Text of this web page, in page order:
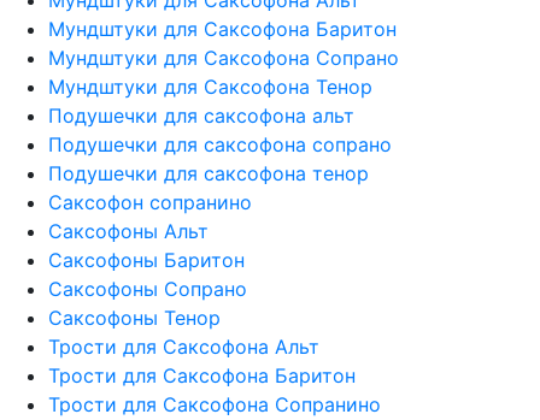
Мундштуки для Саксофона Баритон
Мундштуки для Саксофона Сопрано
Мундштуки для Саксофона Тенор
Подушечки для саксофона альт
Подушечки для саксофона сопрано
Подушечки для саксофона тенор
Саксофон сопранино
Саксофоны Альт
Саксофоны Баритон
Саксофоны Сопрано
Саксофоны Тенор
Трости для Саксофона Альт
Трости для Саксофона Баритон
Трости для Саксофона Сопранино